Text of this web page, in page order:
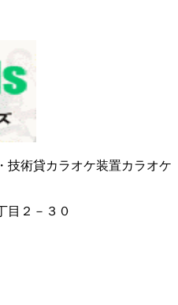
技術貸カラオケ装置カラオケ
目２－３０